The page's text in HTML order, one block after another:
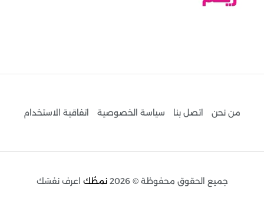
من نحن اتصل بنا سياسة الخصوصية اتفاقية الاستخدام
جميع الحقوق محفوظة © 2026 نمطُك اعرف نفسَك